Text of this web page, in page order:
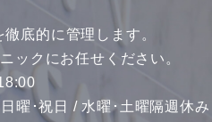
底的に管理します。
ックにお任せください。
日曜･祝日 / 水曜･土曜隔週休み